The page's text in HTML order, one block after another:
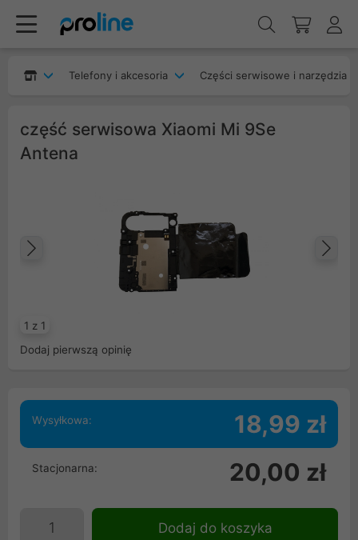
Telefony i akcesoria Części serwisowe i narzędzia
część serwisowa Xiaomi Mi 9Se
Antena
1 z 1
Poprzedni
Dodaj pierwszą opinię
Wysyłkowa: 18,99 zł
Stacjonarna: 20,00 zł
Dodaj do koszyka